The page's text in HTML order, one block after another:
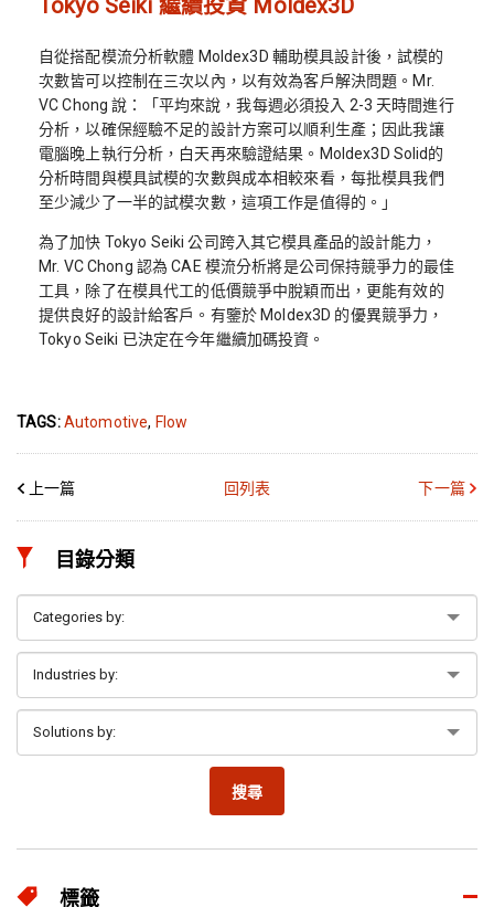
Tokyo Seiki 繼續投資 Moldex3D
自從搭配模流分析軟體 Moldex3D 輔助模具設計後，試模的
次數皆可以控制在三次以內，以有效為客戶解決問題。Mr.
VC Chong 說：「平均來說，我每週必須投入 2-3 天時間進行
分析，以確保經驗不足的設計方案可以順利生產；因此我讓
電腦晚上執行分析，白天再來驗證結果。Moldex3D Solid的
分析時間與模具試模的次數與成本相較來看，每批模具我們
至少減少了一半的試模次數，這項工作是值得的。」
為了加快 Tokyo Seiki 公司跨入其它模具產品的設計能力，
Mr. VC Chong 認為 CAE 模流分析將是公司保持競爭力的最佳
工具，除了在模具代工的低價競爭中脫穎而出，更能有效的
提供良好的設計給客戶。有鑒於 Moldex3D 的優異競爭力，
Tokyo Seiki 已決定在今年繼續加碼投資。
TAGS:Automotive, Flow
上一篇 回列表 下一篇
目錄分類
搜尋
標籤